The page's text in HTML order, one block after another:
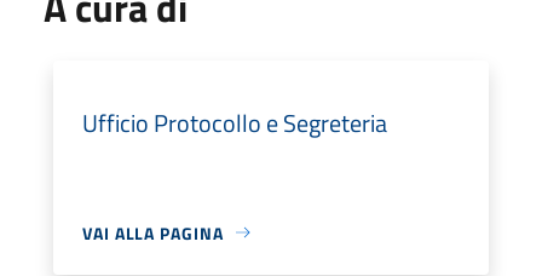
Ufficio Protocollo e Segreteria
VAI ALLA PAGINA